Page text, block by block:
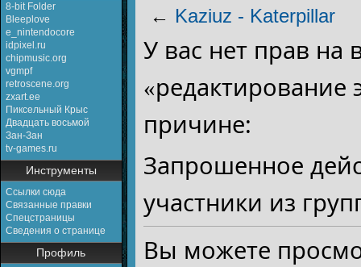
8-bit Folder
Bleeplove
e_nintendocore
idpixel.ru
chipmusic.org
vgmpf
retroscene.org
zxart.ee
Пиксельный Крыс
Двадцать восьмой
Зан-Зан
tv-games.ru
Инструменты
Ссылки сюда
Связанные правки
Спецстраницы
Сведения о странице
Профиль
← Kaziuz - Katerpillar
У вас нет прав на
причине:
Запрошенное
участники из
Вы можете